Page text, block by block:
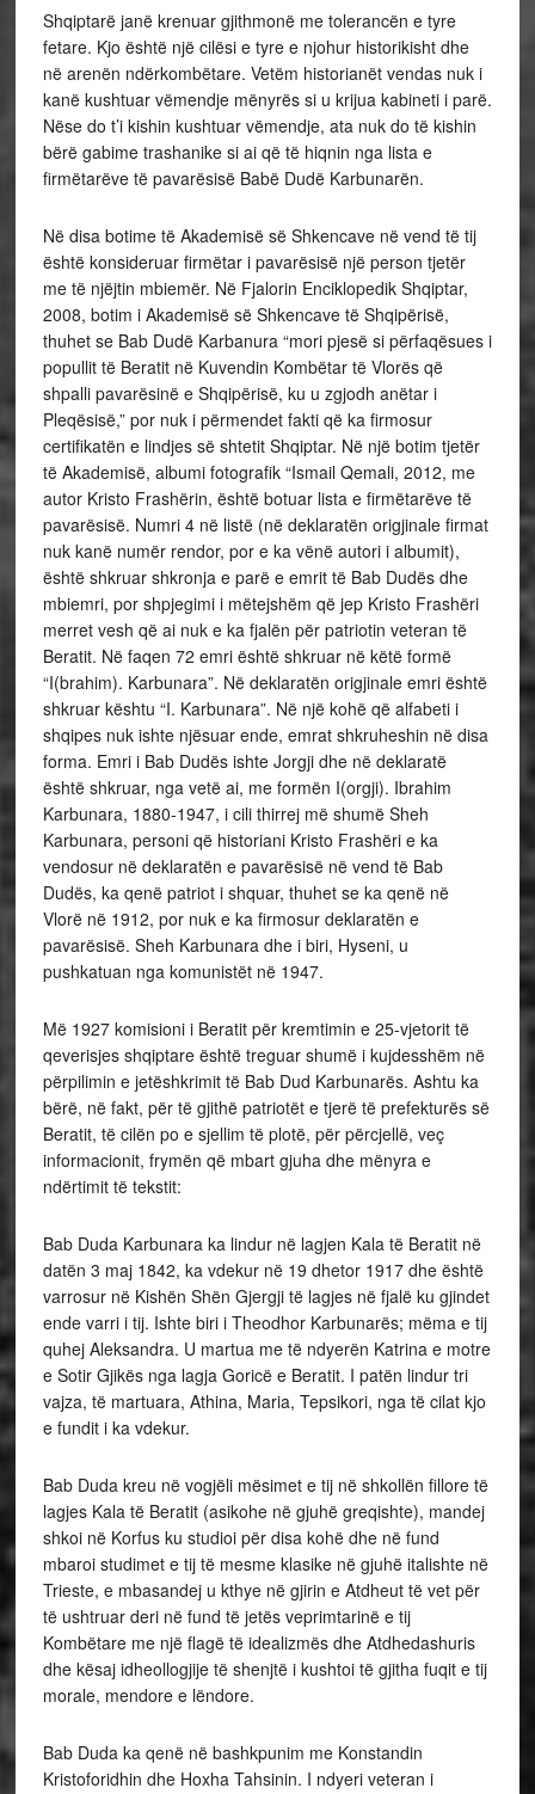
Shqiptarë janë krenuar gjithmonë me tolerancën e tyre
fetare. Kjo është një cilësi e tyre e njohur historikisht dhe
në arenën ndërkombëtare. Vetëm historianët vendas nuk i
kanë kushtuar vëmendje mënyrës si u krijua kabineti i parë.
Nëse do t’i kishin kushtuar vëmendje, ata nuk do të kishin
bërë gabime trashanike si ai që të hiqnin nga lista e
firmëtarëve të pavarësisë Babë Dudë Karbunarën.
Në disa botime të Akademisë së Shkencave në vend të tij
është konsideruar firmëtar i pavarësisë një person tjetër
me të njëjtin mbiemër. Në Fjalorin Enciklopedik Shqiptar,
2008, botim i Akademisë së Shkencave të Shqipërisë,
thuhet se Bab Dudë Karbanura “mori pjesë si përfaqësues i
popullit të Beratit në Kuvendin Kombëtar të Vlorës që
shpalli pavarësinë e Shqipërisë, ku u zgjodh anëtar i
Pleqësisë,” por nuk i përmendet fakti që ka firmosur
certifikatën e lindjes së shtetit Shqiptar. Në një botim tjetër
të Akademisë, albumi fotografik “Ismail Qemali, 2012, me
autor Kristo Frashërin, është botuar lista e firmëtarëve të
pavarësisë. Numri 4 në listë (në deklaratën origjinale firmat
nuk kanë numër rendor, por e ka vënë autori i albumit),
është shkruar shkronja e parë e emrit të Bab Dudës dhe
mbiemri, por shpjegimi i mëtejshëm që jep Kristo Frashëri
merret vesh që ai nuk e ka fjalën për patriotin veteran të
Beratit. Në faqen 72 emri është shkruar në këtë formë
“I(brahim). Karbunara”. Në deklaratën origjinale emri është
shkruar kështu “I. Karbunara”. Në një kohë që alfabeti i
shqipes nuk ishte njësuar ende, emrat shkruheshin në disa
forma. Emri i Bab Dudës ishte Jorgji dhe në deklaratë
është shkruar, nga vetë ai, me formën I(orgji). Ibrahim
Karbunara, 1880-1947, i cili thirrej më shumë Sheh
Karbunara, personi që historiani Kristo Frashëri e ka
vendosur në deklaratën e pavarësisë në vend të Bab
Dudës, ka qenë patriot i shquar, thuhet se ka qenë në
Vlorë në 1912, por nuk e ka firmosur deklaratën e
pavarësisë. Sheh Karbunara dhe i biri, Hyseni, u
pushkatuan nga komunistët në 1947.
Më 1927 komisioni i Beratit për kremtimin e 25-vjetorit të
qeverisjes shqiptare është treguar shumë i kujdesshëm në
përpilimin e jetëshkrimit të Bab Dud Karbunarës. Ashtu ka
bërë, në fakt, për të gjithë patriotët e tjerë të prefekturës së
Beratit, të cilën po e sjellim të plotë, për përcjellë, veç
informacionit, frymën që mbart gjuha dhe mënyra e
ndërtimit të tekstit:
Bab Duda Karbunara ka lindur në lagjen Kala të Beratit në
datën 3 maj 1842, ka vdekur në 19 dhetor 1917 dhe është
varrosur në Kishën Shën Gjergji të lagjes në fjalë ku gjindet
ende varri i tij. Ishte biri i Theodhor Karbunarës; mëma e tij
quhej Aleksandra. U martua me të ndyerën Katrina e motre
e Sotir Gjikës nga lagja Goricë e Beratit. I patën lindur tri
vajza, të martuara, Athina, Maria, Tepsikori, nga të cilat kjo
e fundit i ka vdekur.
Bab Duda kreu në vogjëli mësimet e tij në shkollën fillore të
lagjes Kala të Beratit (asikohe në gjuhë greqishte), mandej
shkoi në Korfus ku studioi për disa kohë dhe në fund
mbaroi studimet e tij të mesme klasike në gjuhë italishte në
Trieste, e mbasandej u kthye në gjirin e Atdheut të vet për
të ushtruar deri në fund të jetës veprimtarinë e tij
Kombëtare me një flagë të idealizmës dhe Atdhedashuris
dhe kësaj idheollogjije të shenjtë i kushtoi të gjitha fuqit e tij
morale, mendore e lëndore.
Bab Duda ka qenë në bashkpunim me Konstandin
Kristoforidhin dhe Hoxha Tahsinin. I ndyeri veteran i